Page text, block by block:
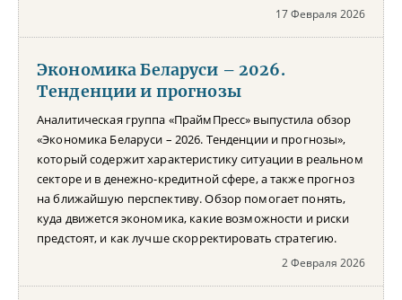
17 Февраля 2026
Экономика Беларуси – 2026.
Тенденции и прогнозы
Аналитическая группа «ПраймПресс» выпустила обзор
«Экономика Беларуси – 2026. Тенденции и прогнозы»,
который содержит характеристику ситуации в реальном
секторе и в денежно-кредитной сфере, а также прогноз
на ближайшую перспективу. Обзор помогает понять,
куда движется экономика, какие возможности и риски
предстоят, и как лучше скорректировать стратегию.
2 Февраля 2026